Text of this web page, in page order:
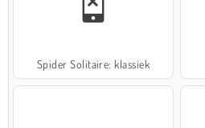
Spider Solitaire: klassiek